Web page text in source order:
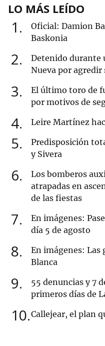
LO MÁS LEÍDO
1
Oficial: Damion
Baskonia
2
Detenido durante
Nueva por
3
El último toro de
por motivos de
4 Leire Martínez
5
Predisposición
y Sivera
6
Los bomberos
atrapadas en
de las fiestas
7
En imágenes:
día 5 de agosto
8
En imágenes: Las
Blanca
9
55 denuncias y 7
primeros días de
10 Callejear, el plan